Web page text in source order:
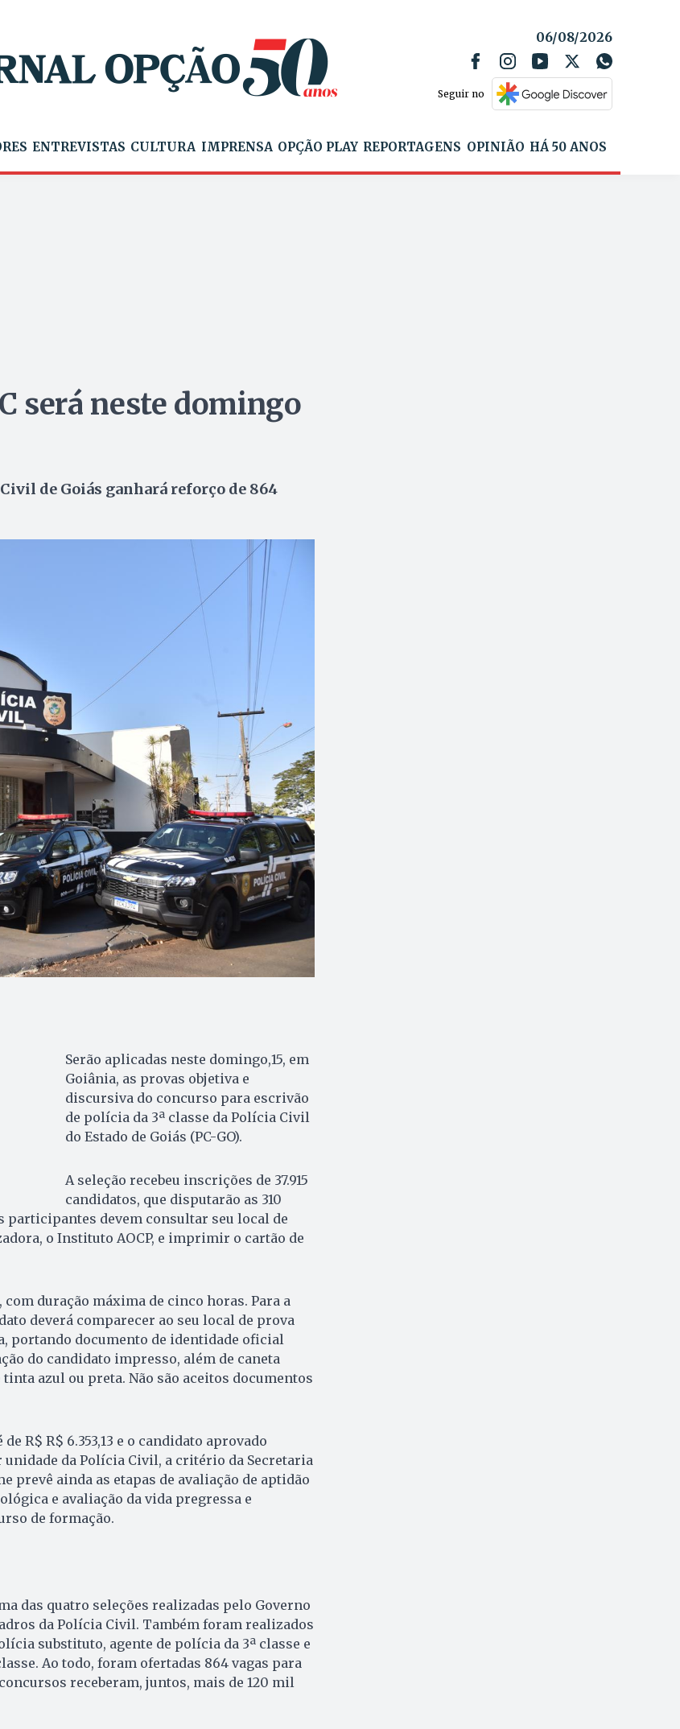
06/08/2026
Seguir no
ENTREVISTAS CULTURA IMPRENSA OPÇÃO PLAY REPORTAGENS OPINIÃO HÁ 50 ANOS
será neste domingo
de Goiás ganhará reforço de 864
Serão aplicadas neste domingo,15, em
Goiânia, as provas objetiva e
discursiva do concurso para escrivão
de polícia da 3ª classe da Polícia Civil
do Estado de Goiás (PC-GO).
A seleção recebeu inscrições de 37.915
candidatos, que disputarão as 310
participantes devem consultar seu local de
o Instituto AOCP, e imprimir o cartão de
duração máxima de cinco horas. Para a
deverá comparecer ao seu local de prova
portando documento de identidade oficial
do candidato impresso, além de caneta
azul ou preta. Não são aceitos documentos
R$ R$ 6.353,13 e o candidato aprovado
da Polícia Civil, a critério da Secretaria
prevê ainda as etapas de avaliação de aptidão
e avaliação da vida pregressa e
de formação.
das quatro seleções realizadas pelo Governo
da Polícia Civil. Também foram realizados
substituto, agente de polícia da 3ª classe e
Ao todo, foram ofertadas 864 vagas para
receberam, juntos, mais de 120 mil